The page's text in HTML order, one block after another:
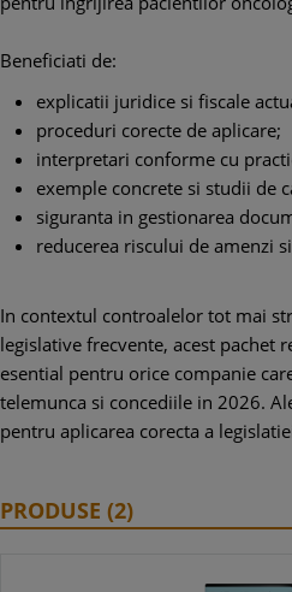
Beneficiati de:
explicatii juridice si fiscale
proceduri corecte de aplicare;
interpretari conforme cu
exemple concrete si studii de
siguranta in gestionarea
reducerea riscului de amenzi
In contextul controalelor tot mai
legislative frecvente, acest pachet
esential pentru orice companie
telemunca si concediile in 2026.
pentru aplicarea corecta a
PRODUSE (2)